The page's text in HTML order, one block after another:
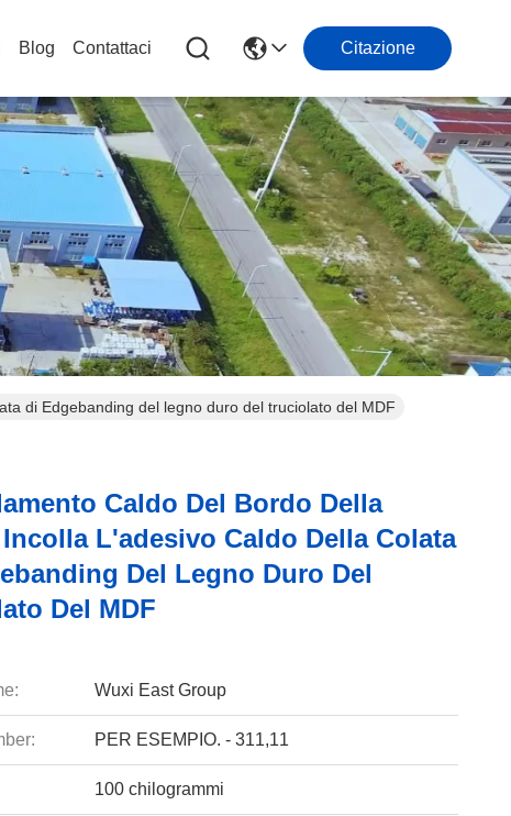
Blog Contattaci Citazione
di Edgebanding del legno duro del truciolato del MDF
Caldo Del Bordo Della
L'adesivo Caldo Della Colata
Del Legno Duro Del
Del MDF
Wuxi East Group
PER ESEMPIO. - 311,11
100 chilogrammi